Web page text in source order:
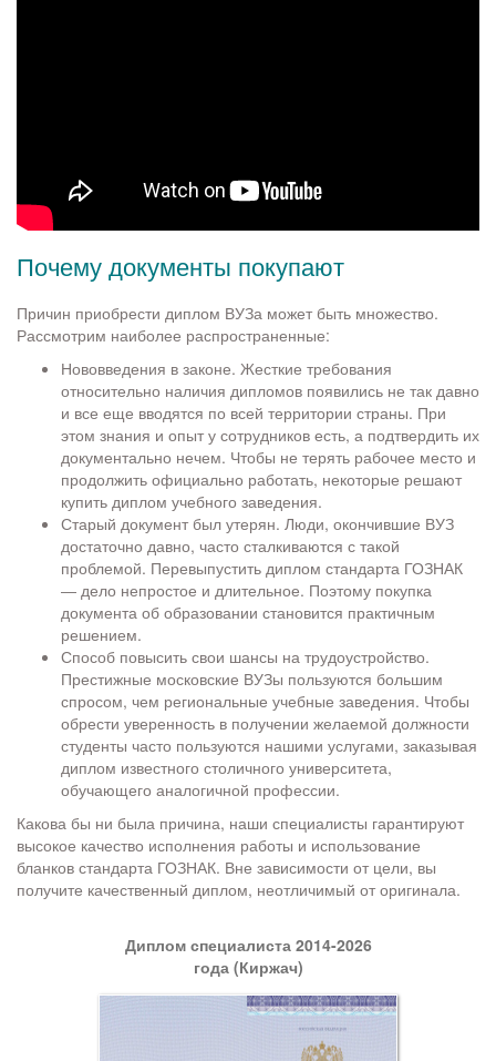
Почему документы покупают
Причин приобрести диплом ВУЗа может быть множество.
Рассмотрим наиболее распространенные:
Нововведения в законе. Жесткие требования
относительно наличия дипломов появились не так давно
и все еще вводятся по всей территории страны. При
этом знания и опыт у сотрудников есть, а подтвердить их
документально нечем. Чтобы не терять рабочее место и
продолжить официально работать, некоторые решают
купить диплом учебного заведения.
Старый документ был утерян. Люди, окончившие ВУЗ
достаточно давно, часто сталкиваются с такой
проблемой. Перевыпустить диплом стандарта ГОЗНАК
― дело непростое и длительное. Поэтому покупка
документа об образовании становится практичным
решением.
Способ повысить свои шансы на трудоустройство.
Престижные московские ВУЗы пользуются большим
спросом, чем региональные учебные заведения. Чтобы
обрести уверенность в получении желаемой должности
студенты часто пользуются нашими услугами, заказывая
диплом известного столичного университета,
обучающего аналогичной профессии.
Какова бы ни была причина, наши специалисты гарантируют
высокое качество исполнения работы и использование
бланков стандарта ГОЗНАК. Вне зависимости от цели, вы
получите качественный диплом, неотличимый от оригинала.
Диплом специалиста 2014-2026
года (Киржач)